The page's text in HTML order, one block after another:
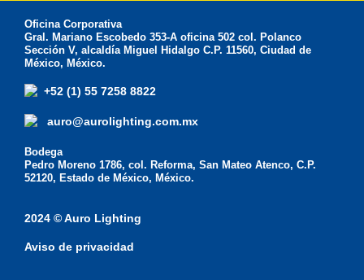
Oficina Corporativa
Gral. Mariano Escobedo 353-A oficina 502 col. Polanco
Sección V, alcaldía Miguel Hidalgo C.P. 11560, Ciudad de
México, México.
+52 (1) 55 7258 8822
auro@aurolighting.com.mx
Bodega
Pedro Moreno 1786, col. Reforma, San Mateo Atenco, C.P.
52120, Estado de México, México.
2024 © Auro Lighting
Aviso de privacidad